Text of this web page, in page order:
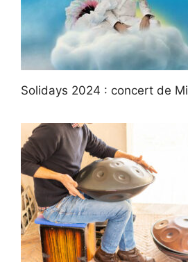
Solidays 2024 : concert de